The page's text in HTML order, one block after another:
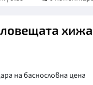
на баснословна цена